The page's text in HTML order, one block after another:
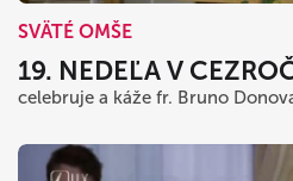
SVÄTÉ OMŠE
19. NEDEĽA V
celebruje a káže fr. Bruno